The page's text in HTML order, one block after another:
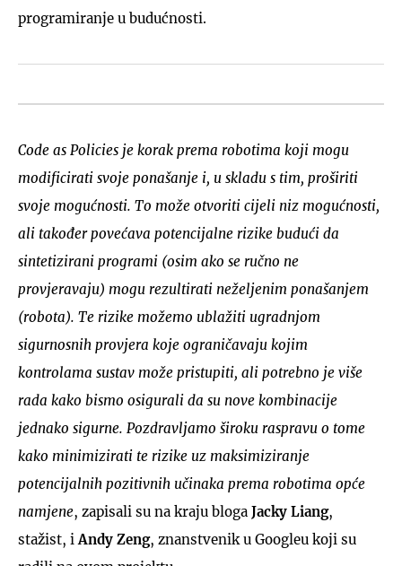
programiranje u budućnosti.
Code as Policies je korak prema robotima koji mogu
modificirati svoje ponašanje i, u skladu s tim, proširiti
svoje mogućnosti. To može otvoriti cijeli niz mogućnosti,
ali također povećava potencijalne rizike budući da
sintetizirani programi (osim ako se ručno ne
provjeravaju) mogu rezultirati neželjenim ponašanjem
(robota). Te rizike možemo ublažiti ugradnjom
sigurnosnih provjera koje ograničavaju kojim
kontrolama sustav može pristupiti, ali potrebno je više
rada kako bismo osigurali da su nove kombinacije
jednako sigurne. Pozdravljamo široku raspravu o tome
kako minimizirati te rizike uz maksimiziranje
potencijalnih pozitivnih učinaka prema robotima opće
namjene, zapisali su na kraju bloga Jacky Liang,
stažist, i Andy Zeng, znanstvenik u Googleu koji su